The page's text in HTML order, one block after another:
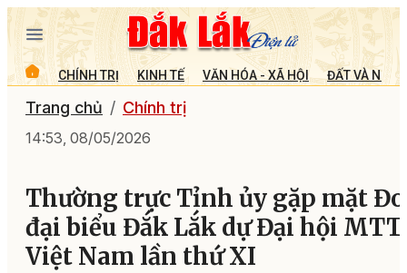
CHÍNH TRỊ KINH TẾ VĂN HÓA - XÃ HỘI ĐẤT VÀ
Trang chủ Chính trị
14:53, 08/05/2026
Thường trực Tỉnh ủy gặp mặt
đại biểu Đắk Lắk dự Đại hội
Việt Nam lần thứ XI